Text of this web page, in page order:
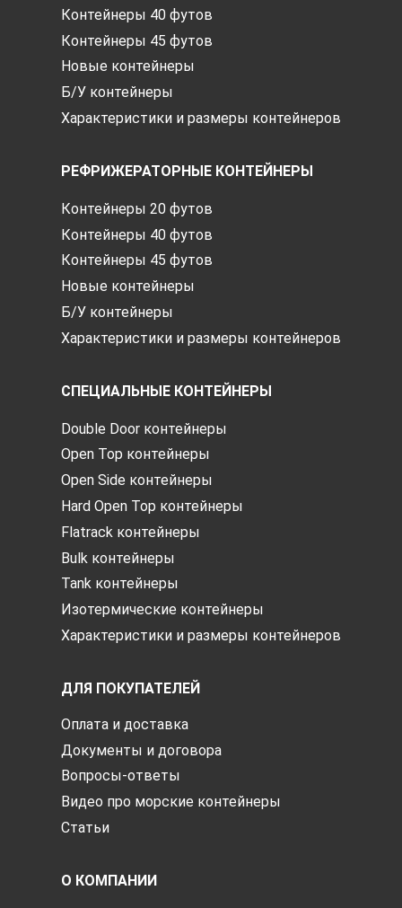
Контейнеры 40 футов
Контейнеры 45 футов
Новые контейнеры
Б/У контейнеры
Характеристики и размеры контейнеров
РЕФРИЖЕРАТОРНЫЕ КОНТЕЙНЕРЫ
Контейнеры 20 футов
Контейнеры 40 футов
Контейнеры 45 футов
Новые контейнеры
Б/У контейнеры
Характеристики и размеры контейнеров
СПЕЦИАЛЬНЫЕ КОНТЕЙНЕРЫ
Double Door контейнеры
Open Top контейнеры
Open Side контейнеры
Hard Open Top контейнеры
Flatrack контейнеры
Bulk контейнеры
Tank контейнеры
Изотермические контейнеры
Характеристики и размеры контейнеров
ДЛЯ ПОКУПАТЕЛЕЙ
Оплата и доставка
Документы и договора
Вопросы-ответы
Видео про морские контейнеры
Статьи
О КОМПАНИИ